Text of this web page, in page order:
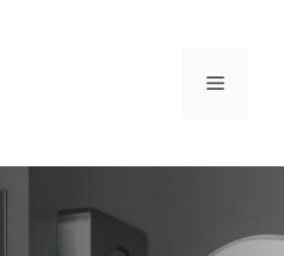
MENÚ